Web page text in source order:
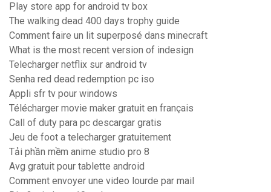
Play store app for android tv box
The walking dead 400 days trophy guide
Comment faire un lit superposé dans minecraft
What is the most recent version of indesign
Telecharger netflix sur android tv
Senha red dead redemption pc iso
Appli sfr tv pour windows
Télécharger movie maker gratuit en français
Call of duty para pc descargar gratis
Jeu de foot a telecharger gratuitement
Tải phần mềm anime studio pro 8
Avg gratuit pour tablette android
Comment envoyer une video lourde par mail